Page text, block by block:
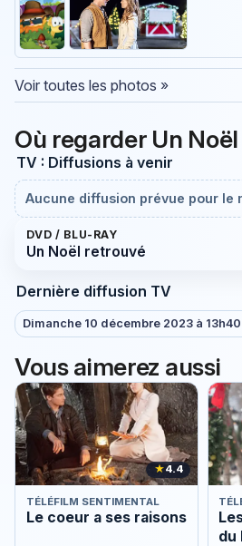
Voir toutes les photos »
Où regarder Un
TV : Diffusions à venir
Aucune diffusion prévue pour le
DVD / BLU-RAY
Un Noël retrouvé
Dernière diffusion TV
Dimanche 10 décembre 2023 à 13h40
Vous aimerez aussi
★4.4
TÉLÉFILM SENTIMENTAL
Le coeur a ses raisons
du